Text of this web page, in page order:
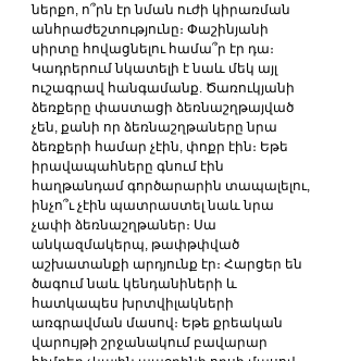
ներքո, ո՞րն էր նման ուժի կիրառման
անհրաժեշտությունը։ Փաշինյանի
սիրտը հովացնելու համա՞ր էր դա։
Կադրերում նկատելի է նաև մեկ այլ
ուշագրավ հանգամանք. Ծառուկյանի
ձեռքերը փաստացի ձեռնաշղթայված
չեն, քանի որ ձեռնաշղթաները նրա
ձեռքերի համար չէին, փոքր էին։ Եթե
իրավապահները գնում էին
հաղթանդամ գործարարին տապալելու,
ինչո՞ւ չէին պատրաստել նաև նրա
չափի ձեռնաշղթաներ։ Սա
անկազմակերպ, թափթփված
աշխատանքի արդյունք էր։ Հարցեր են
ծագում նաև կենդանիների և
հատկապես խրտվիլակների
առգրավման մասով։ Եթե քրեական
վարույթի շրջանակում բավարար